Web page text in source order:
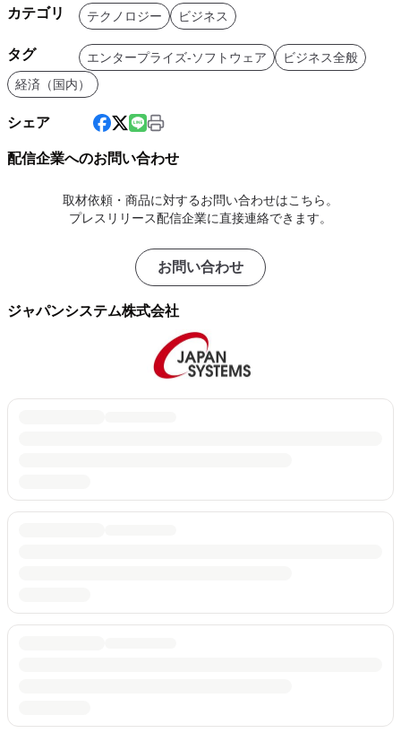
カテゴリ テクノロジー ビジネス
タグ エンタープライズ-ソフトウェア
ビジネス全般
経済（国内）
シェア
配信企業へのお問い合わせ
取材依頼・商品に対するお問い合わせはこちら。
プレスリリース配信企業に直接連絡できます。
お問い合わせ
ジャパンシステム株式会社